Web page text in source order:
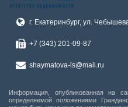
г. Екатеринбург, ул.
+7 (343) 201-09-87
shaymatova-ls@mail.ru
Информация, опубликованная на
определяемой положениями